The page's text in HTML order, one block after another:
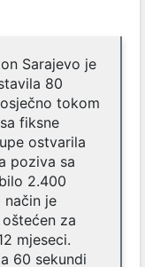
Sarajevo je
80
tokom
fiksne
ostvarila
poziva sa
2.400
način je
za
mjeseci.
60 sekundi